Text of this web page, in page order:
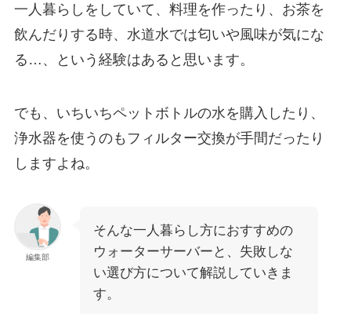
一人暮らしをしていて、料理を作ったり、お茶を
飲んだりする時、水道水では匂いや風味が気にな
る … 、 という経験はあると思います。
でも、いちいちペットボトルの水を購入したり、
浄水器を使うのもフィルター交換が手間だったり
しますよね。
編集部
そんな一人暮らし方におすすめの
ウォーターサーバーと、失敗しな
い選び方について解説していきま
す。